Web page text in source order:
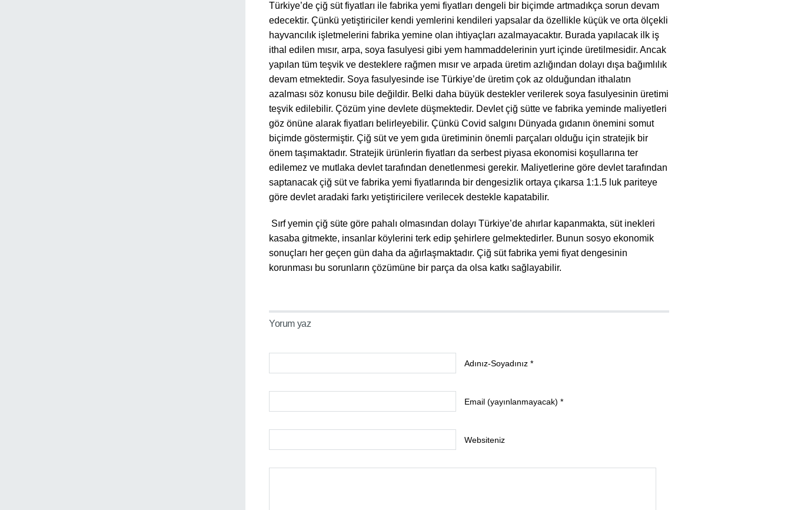
Türkiye’de çiğ süt fiyatları ile fabrika yemi fiyatları dengeli bir biçimde artmadıkça sorun devam
edecektir. Çünkü yetiştiriciler kendi yemlerini kendileri yapsalar da özellikle küçük ve orta ölçekli
hayvancılık işletmelerini fabrika yemine olan ihtiyaçları azalmayacaktır. Burada yapılacak ilk iş
ithal edilen mısır, arpa, soya fasulyesi gibi yem hammaddelerinin yurt içinde üretilmesidir. Ancak
yapılan tüm teşvik ve desteklere rağmen mısır ve arpada üretim azlığından dolayı dışa bağımlılık
devam etmektedir. Soya fasulyesinde ise Türkiye’de üretim çok az olduğundan ithalatın
azalması söz konusu bile değildir. Belki daha büyük destekler verilerek soya fasulyesinin üretimi
teşvik edilebilir. Çözüm yine devlete düşmektedir. Devlet çiğ sütte ve fabrika yeminde maliyetleri
göz önüne alarak fiyatları belirleyebilir. Çünkü Covid salgını Dünyada gıdanın önemini somut
biçimde göstermiştir. Çiğ süt ve yem gıda üretiminin önemli parçaları olduğu için stratejik bir
önem taşımaktadır. Stratejik ürünlerin fiyatları da serbest piyasa ekonomisi koşullarına ter
edilemez ve mutlaka devlet tarafından denetlenmesi gerekir. Maliyetlerine göre devlet tarafından
saptanacak çiğ süt ve fabrika yemi fiyatlarında bir dengesizlik ortaya çıkarsa 1:1.5 luk pariteye
göre devlet aradaki farkı yetiştiricilere verilecek destekle kapatabilir.
Sırf yemin çiğ süte göre pahalı olmasından dolayı Türkiye’de ahırlar kapanmakta, süt inekleri
kasaba gitmekte, insanlar köylerini terk edip şehirlere gelmektedirler. Bunun sosyo ekonomik
sonuçları her geçen gün daha da ağırlaşmaktadır. Çiğ süt fabrika yemi fiyat dengesinin
korunması bu sorunların çözümüne bir parça da olsa katkı sağlayabilir.
Yorum yaz
Adınız-Soyadınız *
Email (yayınlanmayacak) *
Websiteniz